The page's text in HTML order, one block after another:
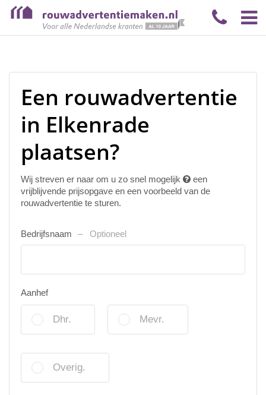
Een rouwadvertentie
in Elkenrade
plaatsen?
Wij streven er naar om u zo snel mogelijk
een
vrijblijvende prijsopgave en een voorbeeld van de
rouwadvertentie te sturen.
Bedrijfsnaam Optioneel
Aanhef
Dhr. Mevr.
Overig.